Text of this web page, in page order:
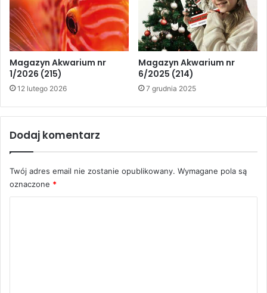
Pragnę też zwrócić uwagę
Czytelników na nasze nowe
propozycje odnośnie prenumerat.
Na pewno szczególną ofertę
szkolenia dla akwarystów w
zakresie technologii żywienia ryb,
Oferta jest tym bardziej
atrakcyjna, że wiąże się z pobytem
Magazyn Akwarium nr
1/2026 (215)
12 lutego 2026
Magazyn Akwarium nr
6/2025 (214)
7 grudnia 2025
Dodaj komentarz
Twój adres email nie zostanie opublikowany. Wymagane pola są
oznaczone *